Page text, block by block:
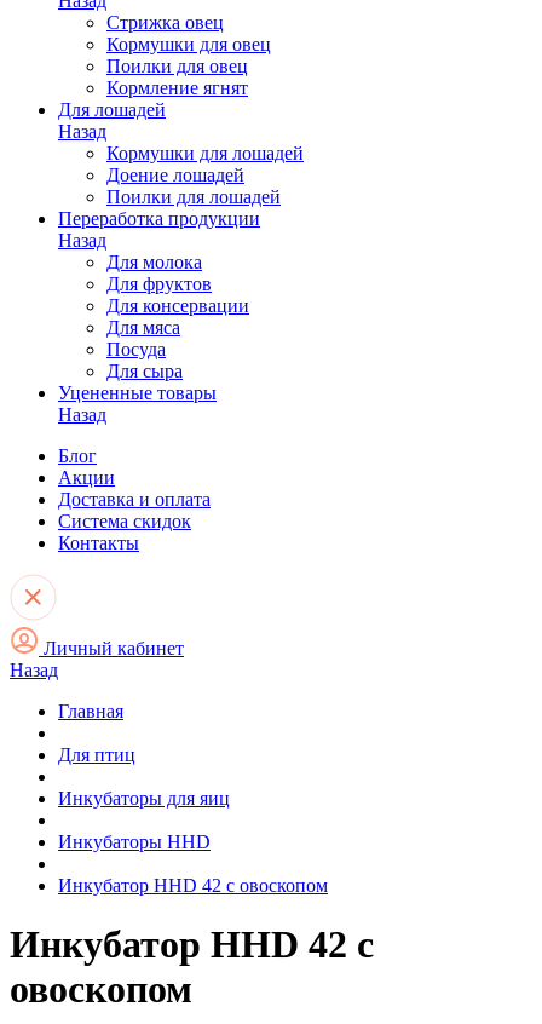
Стрижка овец
Кормушки для овец
Поилки для овец
Кормление ягнят
Для лошадей
Назад
Кормушки для лошадей
Доение лошадей
Поилки для лошадей
Переработка продукции
Назад
Для молока
Для фруктов
Для консервации
Для мяса
Посуда
Для сыра
Уцененные товары
Назад
Блог
Акции
Доставка и оплата
Система скидок
Контакты
Личный кабинет
Назад
Главная
Для птиц
Инкубаторы для яиц
Инкубаторы HHD
Инкубатор HHD 42 с овоскопом
Инкубатор HHD 42 с
овоскопом